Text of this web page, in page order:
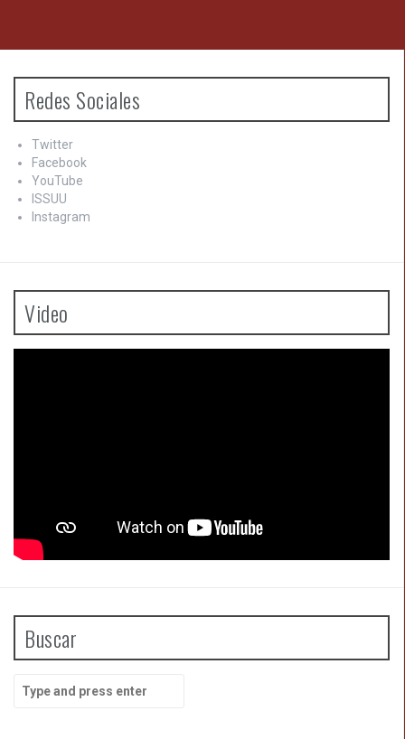
Redes Sociales
Twitter
Facebook
YouTube
ISSUU
Instagram
Video
Buscar
for: